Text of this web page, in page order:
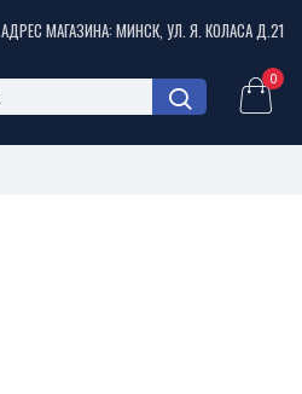
АДРЕС МАГАЗИНА: МИНСК, УЛ. Я. КОЛАСА Д.21
0